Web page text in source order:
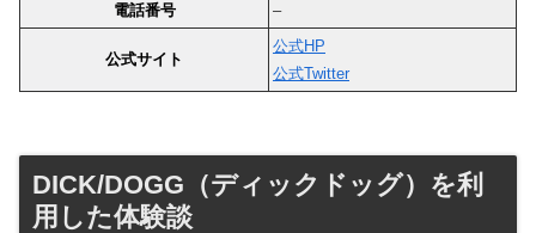
電話番号
–
公式サイト
公式HP
公式Twitter
DICK/DOGG（ディックドッグ）を利
用した体験談